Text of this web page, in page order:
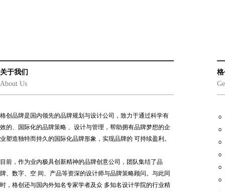
关于我们
About Us
格创品牌是国内领先的品牌规划与设计公司，致力于通过科学有
效的、国际化的品牌策略 、设计与管理，帮助拥有品牌梦想的企
业塑造独特而持久的国际化品牌形象，实现品牌的 可持续盈利。
目前，作为业内极具创新精神的品牌创意公司，团队集结了品
牌、数字、空 间、产品等资深的设计师与品牌策略顾问。与此同
时，格创还与国内外知名专家学者及众 多知名设计学院的行业精